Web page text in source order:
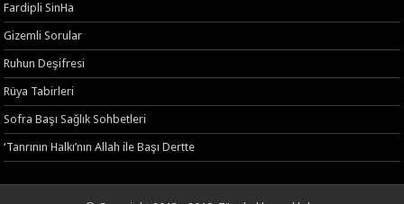
Fardipli SinHa
Gizemli Sorular
Ruhun Deşifresi
Rüya Tabirleri
Sofra Başı Sağlık Sohbetleri
‘Tanrının Halkı’nın Allah ile Başı Dertte